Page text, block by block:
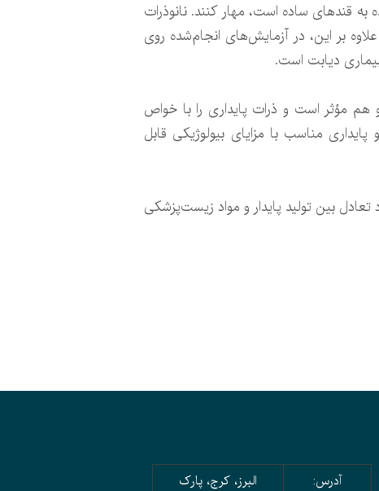
به قندهای ساده است، مهار کنند. نانوذرات
بر این، در آزمایش‌های انجام‌شده روی
دیابت است.
هم مؤثر است و ذرات پایداری را با خواص
مناسب با مزایای بیولوژیکی قابل
بین تولید پایدار و مواد زیست‌پزشکی
آدرس:
البرز، کرج، پارک